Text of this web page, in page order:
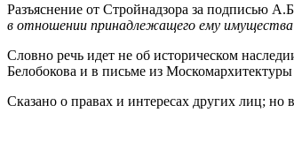
Разъяснение от Стройнадзора за подписью
в отношении принадлежащего ему
Словно речь идет не об историческом
Белобокова и в письме из
Сказано о правах и интересах других лиц; но